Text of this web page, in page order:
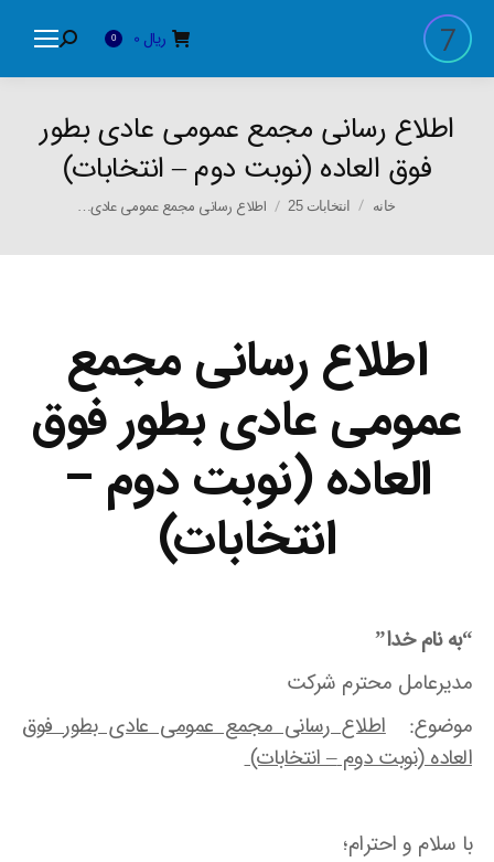
ریال 0
Search:
اطلاع رسانی مجمع عمومی عادی بطور
فوق العاده (نوبت دوم – انتخابات)
You are here:
خانه انتخابات 25 اطلاع رسانی مجمع عمومی عادی…
اطلاع رسانی مجمع
عمومی عادی بطور فوق
العاده (نوبت دوم –
انتخابات)
“به نام خدا”
مدیرعامل محترم شرکت
موضوع:اطلاع رسانی مجمع عمومی عادی بطور فوق
العاده (نوبت دوم–انتخابات)
با سلام و احترام؛